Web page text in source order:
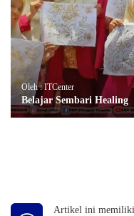
Oleh : ITCenter
Belajar Sembari Healing
Artikel ini memiliki